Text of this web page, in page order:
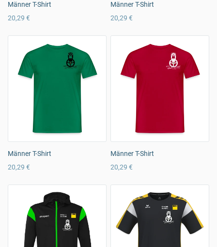
Männer T-Shirt
20,29 €
Männer T-Shirt
20,29 €
Männer T-Shirt
20,29 €
Männer T-Shirt
20,29 €